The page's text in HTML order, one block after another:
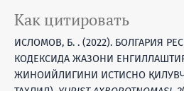
Как цитировать
ИСЛОМОВ, Б. . (2022). БОЛГАРИЯ
КОДЕКСИДА ЖАЗОНИ
ЖИНОИЙЛИГИНИ ИСТИСНО